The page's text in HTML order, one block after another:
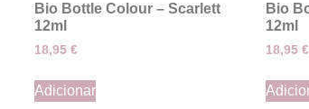
Bio Bottle Colour – Scarlett
12ml
18,95 €
Adicionar
Bio
12ml
18,95 €